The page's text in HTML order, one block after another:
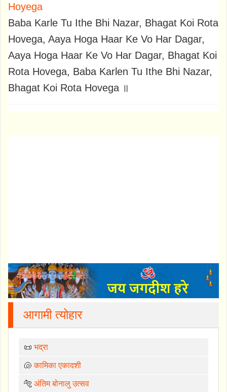
Hoyega
Baba Karle Tu Ithe Bhi Nazar, Bhagat Koi Rota
Hovega, Aaya Hoga Haar Ke Vo Har Dagar,
Aaya Hoga Haar Ke Vo Har Dagar, Bhagat Koi
Rota Hovega, Baba Karlen Tu Ithe Bhi Nazar,
Bhagat Koi Rota Hovega ॥
आगामी त्योहार
📜 भद्रा
🐚कामिका एकादशी
🐅 अंतिम बोनालु उत्सव